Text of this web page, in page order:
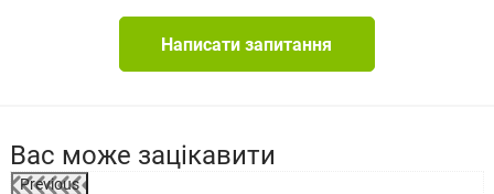
Написати запитання
Вас може зацікавити
Previous